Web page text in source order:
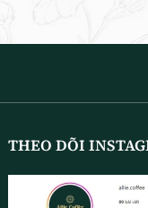
THEO DÕI